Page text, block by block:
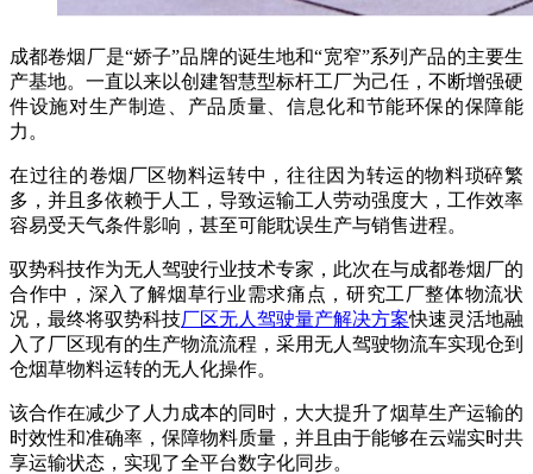
成都卷烟厂是“娇子”品牌的诞生地和“宽窄”系列产品的主要生
产基地。一直以来以创建智慧型标杆工厂为己任，不断增强硬
件设施对生产制造、产品质量、信息化和节能环保的保障能
力。
在过往的卷烟厂区物料运转中，往往因为转运的物料琐碎繁
多，并且多依赖于人工，导致运输工人劳动强度大，工作效率
容易受天气条件影响，甚至可能耽误生产与销售进程。
驭势科技作为无人驾驶行业技术专家，此次在与成都卷烟厂的
合作中，深入了解烟草行业需求痛点，研究工厂整体物流状
况，最终将驭势科技厂区无人驾驶量产解决方案快速灵活地融
入了厂区现有的生产物流流程，采用无人驾驶物流车实现仓到
仓烟草物料运转的无人化操作。
该合作在减少了人力成本的同时，大大提升了烟草生产运输的
时效性和准确率，保障物料质量，并且由于能够在云端实时共
享运输状态，实现了全平台数字化同步。